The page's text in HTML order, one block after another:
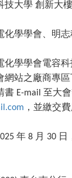
技大學 創新大
化學學會、明
化學學會電容
網站之廠商專區
書 E-mail 至大
，並繳交
年 8 月 30 日